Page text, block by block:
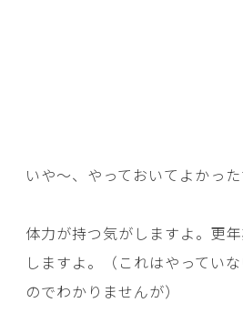
いや～、やっておいてよかった
体力が持つ気がしますよ。更
しますよ。（これはやってい
のでわかりませんが）